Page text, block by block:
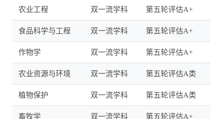
农业工程 双一流学科 第五轮评估A+
食品科学与工程 双一流学科 第五轮评估A+
作物学 双一流学科 第五轮评估A+
农业资源与环境 双一流学科 第五轮评估A类
植物保护 双一流学科 第五轮评估A类
畜牧学 双一流学科 第五轮评估A+